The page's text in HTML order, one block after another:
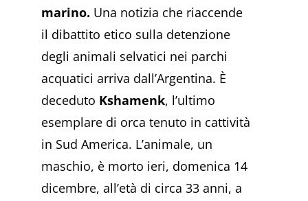
marino. Una notizia che riaccende
il dibattito etico sulla detenzione
degli animali selvatici nei parchi
acquatici arriva dall’Argentina. È
deceduto Kshamenk, l’ultimo
esemplare di orca tenuto in cattività
in Sud America. L’animale, un
maschio, è morto ieri, domenica 14
dicembre, all’età di circa 33 anni, a